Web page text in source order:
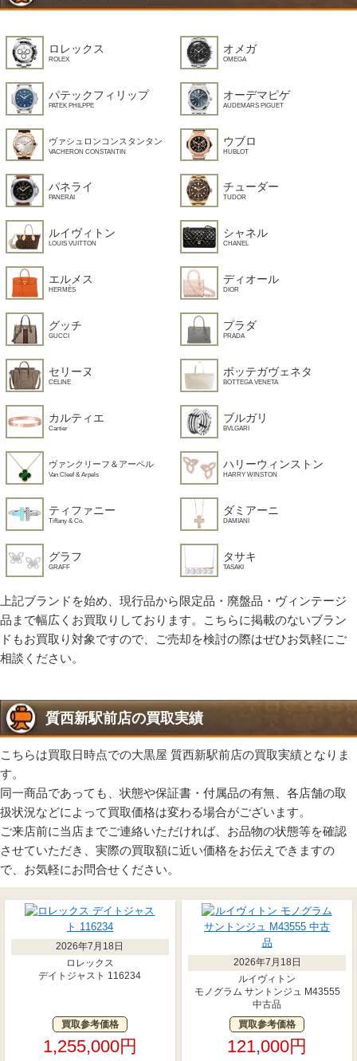
ロレックス
ROLEX
オメガ
OMEGA
パテックフィリップ
PATEK PHILPPE
オーデマピゲ
AUDEMARS PIGUET
ヴァシュロンコンスタンタン
VACHERON CONSTANTIN
ウブロ
HUBLOT
パネライ
PANERAI
チューダー
TUDOR
ルイヴィトン
LOUIS VUITTON
シャネル
CHANEL
エルメス
HERMÈS
ディオール
DIOR
グッチ
GUCCI
プラダ
PRADA
セリーヌ
CELINE
ボッテガヴェネタ
BOTTEGA VENETA
カルティエ
Cartier
ブルガリ
BVLGARI
ヴァンクリーフ＆アーペル
Van Cleef & Arpels
ハリーウィンストン
HARRY WINSTON
ティファニー
Tiffany & Co.
ダミアーニ
DAMIANI
グラフ
GRAFF
タサキ
TASAKI
上記ブランドを始め、現行品から限定品・廃盤品・ヴィンテージ
品まで幅広くお買取りしております。こちらに掲載のないブラン
ドもお買取り対象ですので、ご売却を検討の際はぜひお気軽にご
相談ください。
質西新駅前店の買取実績
こちらは買取日時点での大黒屋 質西新駅前店の買取実績となりま
す。
同一商品であっても、状態や保証書・付属品の有無、各店舗の取
扱状況などによって買取価格は変わる場合がございます。
ご来店前に当店までご連絡いただければ、お品物の状態等を確認
させていただき、実際の買取額に近い価格をお伝えできますの
で、お気軽にお問合せください。
2026年7月18日
ロレックス
デイトジャスト 116234
買取参考価格
1,255,000円
2026年7月18日
ルイヴィトン
モノグラム サントンジュ M43555
中古品
買取参考価格
121,000円